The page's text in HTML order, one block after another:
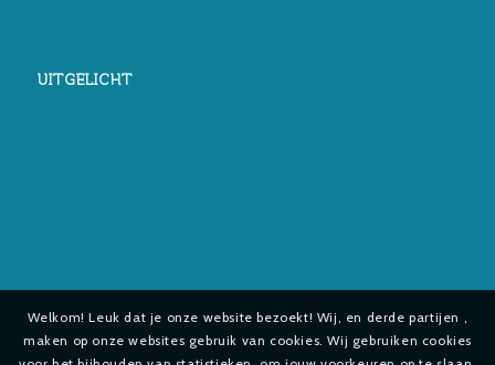
UITGELICHT
Welkom! Leuk dat je onze website bezoekt! Wij, en derde partijen ,
maken op onze websites gebruik van cookies. Wij gebruiken cookies